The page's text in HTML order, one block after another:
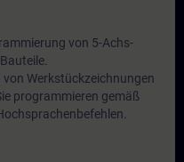
von 5-Achs-
Werkstückzeichnungen
programmieren gemäß